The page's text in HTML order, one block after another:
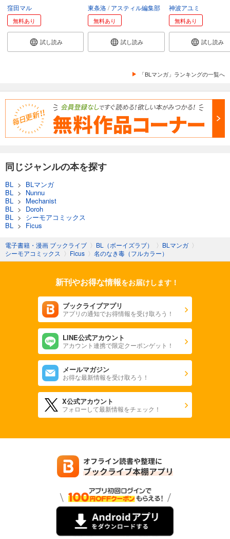
窪田マル
無料あり
試し読み
東条洛 アスティル編集部
無料あり
試し読み
神波アユミ
無料あり
試し読み
「BLマンガ」ランキングの一覧へ
同じジャンルの本を探す
BL > BLマンガ
BL > Nunnu
BL > Mechanist
BL > Doroh
BL > シーモアコミックス
BL > Ficus
電子書籍・漫画 ブックライブ 〉 BL（ボーイズラブ） 〉 BLマンガ 〉
シーモアコミックス 〉 Ficus 〉 名のなき毒（フルカラー）
新刊やお得な情報をお届けします！
ブックライブアプリ
アプリの通知でお得情報を受け取ろう！
LINE公式アカウント
アカウント連携で限定クーポンゲット！
メールマガジン
お得な最新情報を受け取ろう！
X公式アカウント
フォローして最新情報をチェック！